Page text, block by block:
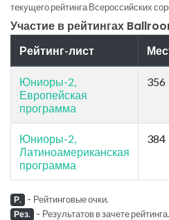
текущего рейтинга Всероссийских
Участие в рейтингах
Рейтинг-лист
Юниоры-2,
Европейская
программа
356
Юниоры-2,
Латиноамериканская
программа
384
Р. - Рейтинговые очки.
Рез. - Результатов в зачете рейтинга.